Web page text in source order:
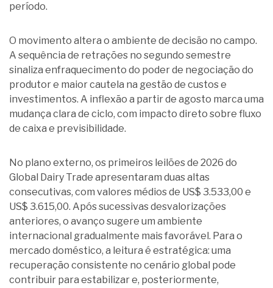
período.
O movimento altera o ambiente de decisão no campo.
A sequência de retrações no segundo semestre
sinaliza enfraquecimento do poder de negociação do
produtor e maior cautela na gestão de custos e
investimentos. A inflexão a partir de agosto marca uma
mudança clara de ciclo, com impacto direto sobre fluxo
de caixa e previsibilidade.
No plano externo, os primeiros leilões de 2026 do
Global Dairy Trade apresentaram duas altas
consecutivas, com valores médios de US$ 3.533,00 e
US$ 3.615,00. Após sucessivas desvalorizações
anteriores, o avanço sugere um ambiente
internacional gradualmente mais favorável. Para o
mercado doméstico, a leitura é estratégica: uma
recuperação consistente no cenário global pode
contribuir para estabilizar e, posteriormente,